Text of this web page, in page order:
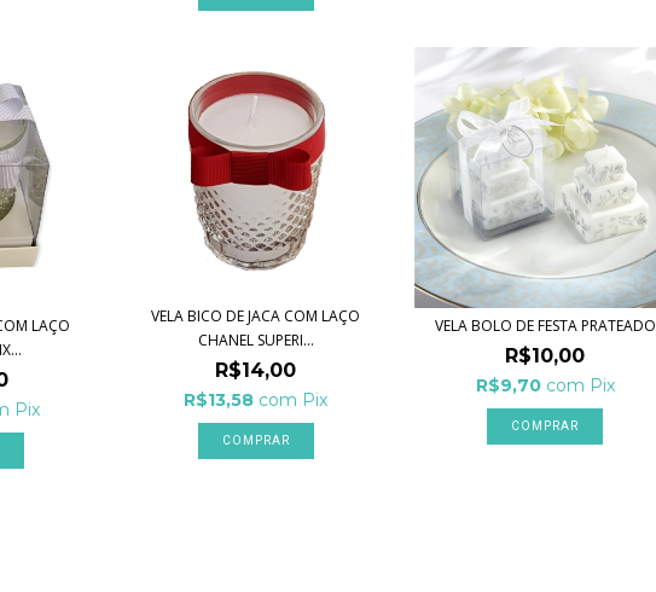
LAÇO
Pix
VELA BICO DE JACA COM LAÇO
CHANEL SUPERI...
R$14,00
R$13,58 com Pix
COMPRAR
VELA BOLO DE FESTA PRATEADO
R$10,00
R$9,70 com Pix